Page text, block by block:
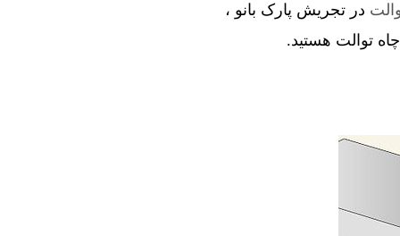
در تجریش پارک بانو ،
توالت هستید.